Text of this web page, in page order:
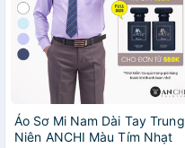
Áo Sơ Mi Nam Dài Tay Trung
Niên ANCHI Màu Tím Nhạt